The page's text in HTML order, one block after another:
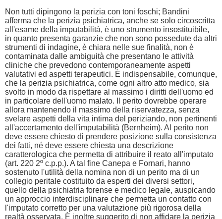
Non tutti dipingono la perizia con toni foschi; Bandini
afferma che la perizia psichiatrica, anche se solo circoscritta
all'esame della imputabilità, è uno strumento insostituibile,
in quanto presenta garanzie che non sono possedute da altri
strumenti di indagine, è chiara nelle sue finalità, non è
contaminata dalle ambiguità che presentano le attività
cliniche che prevedono contemporaneamente aspetti
valutativi ed aspetti terapeutici. È indispensabile, comunque,
che la perizia psichiatrica, come ogni altro atto medico, sia
svolto in modo da rispettare al massimo i diritti dell'uomo ed
in particolare dell'uomo malato. Il perito dovrebbe operare
allora mantenendo il massimo della riservatezza, senza
svelare aspetti della vita intima del periziando, non pertinenti
all'accertamento dell'imputabilità (Bernheim). Al perito non
deve essere chiesto di prendere posizione sulla consistenza
dei fatti, né deve essere chiesta una descrizione
caratterologica che permetta di attribuire il reato all'imputato
(art. 220 2º c.p.p.). A tal fine Canepa e Fornari, hanno
sostenuto l'utilità della nomina non di un perito ma di un
collegio peritale costituito da esperti dei diversi settori,
quello della psichiatria forense e medico legale, auspicando
un approccio interdisciplinare che permetta un contatto con
l'imputato corretto per una valutazione più rigorosa della
realtà osservata. È inoltre suggerito di non affidare la perizia